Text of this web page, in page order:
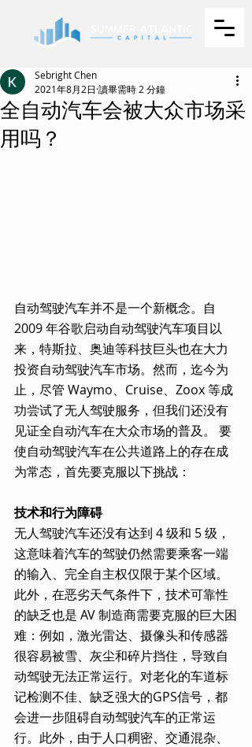
全自动汽车会被大众市场采
用吗？
Sebright Chen
2021年8月2日 讀畢需時 2 分鐘
自动驾驶汽车并不是一个新概念。自
2009 年谷歌启动自动驾驶汽车项目以
来，特斯拉、奥迪等科技巨头也在大力
投资自动驾驶汽车市场。然而，迄今为
止，尽管 Waymo、Cruise、Zoox 等成
功尝试了无人驾驶服务，但我们还没有
见证全自动汽车在大众市场的普及。 要
使自动驾驶汽车在公共道路上的存在成
为常态，首先要克服以下挑战：
技术和行为障碍
无人驾驶汽车还没有达到 4 级和 5 级，
这意味着汽车的驾驶仍然需要乘客一端
的输入、完全自主权仅限于某个区域。
此外，在恶劣天气条件下，技术可靠性
的缺乏也是 AV 制造商需要克服的巨大困
难：例如，激光雷达、摄像头和传感器
很容易被雪、灰尘和碎片挡住，导致自
动驾驶无法正常运行。对老化的车道标
记检测不佳、缺乏强大的GPS信号，都
会进一步阻碍自动驾驶汽车的正常运
行。此外，由于人口稠密、交通混杂、